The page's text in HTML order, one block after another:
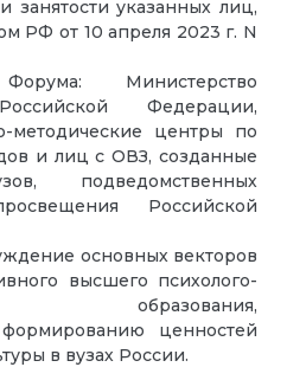
занятости указанных лиц,
РФ от 10 апреля 2023 г. N
Министерство
Федерации,
методические центры по
и лиц с ОВЗ, созданные
подведомственных
Российской
основных векторов
высшего психолого-
образования,
ценностей
в вузах России.